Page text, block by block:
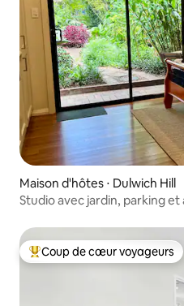
Maison d'hôtes ⋅ Dulwich Hill
Studio avec jardin, parking et
Coups de cœur voyageurs les
Coup de cœur voyageurs